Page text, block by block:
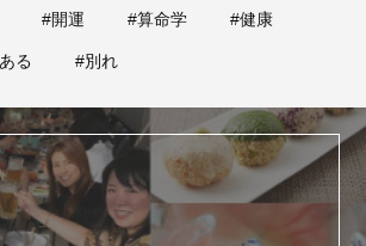
#開運 #算命学 #健康
る #別れ